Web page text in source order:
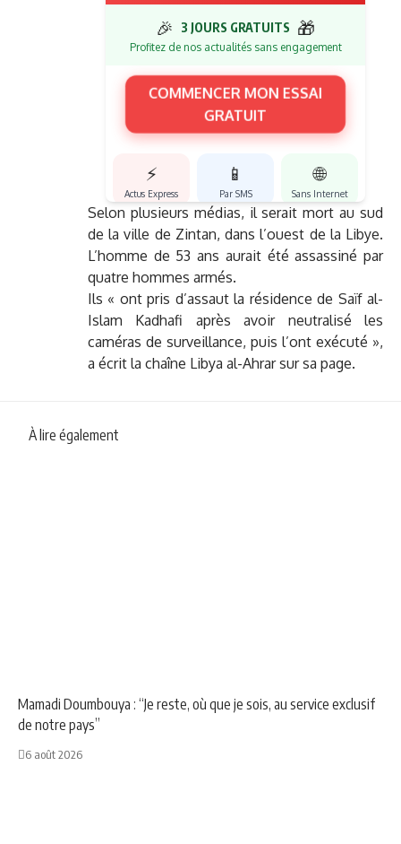
🎉 3 JOURS GRATUITS 🎁
Profitez de nos actualités sans engagement
COMMENCER MON ESSAI
GRATUIT
⚡
Actus Express
📱
Par SMS
🌐
Sans Internet
Selon plusieurs médias, il serait mort au sud
de la ville de Zintan, dans l’ouest de la Libye.
L’homme de 53 ans aurait été assassiné par
quatre hommes armés.
Ils « ont pris d’assaut la résidence de Saïf al-
Islam Kadhafi après avoir neutralisé les
caméras de surveillance, puis l’ont exécuté »,
a écrit la chaîne Libya al-Ahrar sur sa page.
À lire également
Mamadi Doumbouya : “Je reste, où que je sois, au service exclusif
de notre pays”
6 août 2026